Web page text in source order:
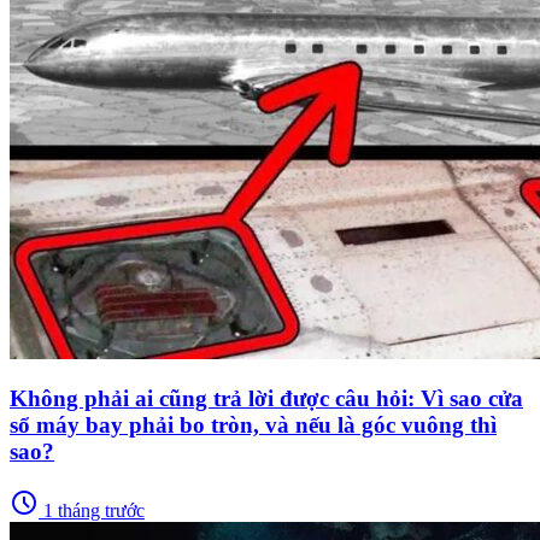
Không phải ai cũng trả lời được câu hỏi: Vì sao cửa
sổ máy bay phải bo tròn, và nếu là góc vuông thì
sao?
schedule 1 tháng trước